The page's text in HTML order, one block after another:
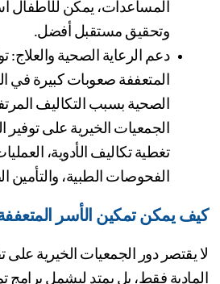
وتحقيق مستقبل أفضل.
الفحوصات الطبية، والتأمين
يمكن تمكين الأسر المتعففة من